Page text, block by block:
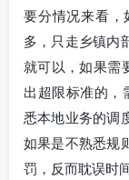
要分情况来看，
多，只走乡镇内
就可以，如果需
出超限标准的，
悉本地业务的调
如果是不熟悉规
罚，反而耽误时间